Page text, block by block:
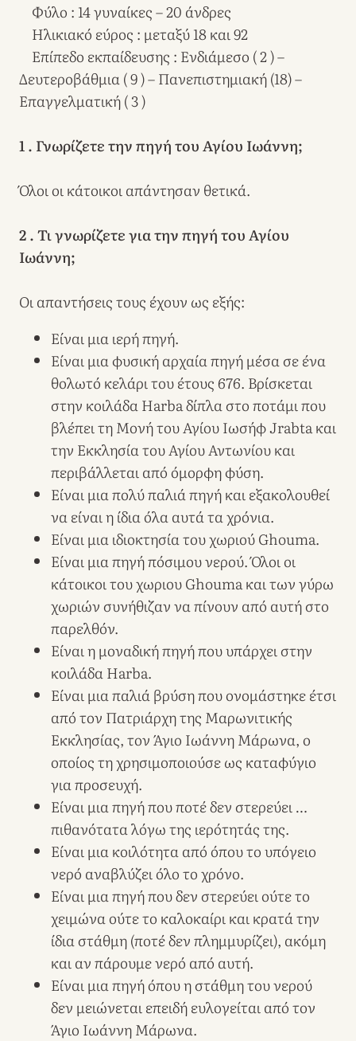
Φύλο : 14 γυναίκες – 20 άνδρες
Ηλικιακό εύρος : μεταξύ 18 και 92
Επίπεδο εκπαίδευσης : Ενδιάμεσο ( 2 ) –
Δευτεροβάθμια ( 9 ) – Πανεπιστημιακή (18) –
Επαγγελματική ( 3 )
1 . Γνωρίζετε την πηγή του Αγίου Ιωάννη;
Όλοι οι κάτοικοι απάντησαν θετικά.
2 . Τι γνωρίζετε για την πηγή του Αγίου
Ιωάννη;
Οι απαντήσεις τους έχουν ως εξής:
Είναι μια ιερή πηγή.
Είναι μια φυσική αρχαία πηγή μέσα σε ένα
θολωτό κελάρι του έτους 676. Βρίσκεται
στην κοιλάδα Harba δίπλα στο ποτάμι που
βλέπει τη Μονή του Αγίου Ιωσήφ Jrabta και
την Εκκλησία του Αγίου Αντωνίου και
περιβάλλεται από όμορφη φύση.
Είναι μια πολύ παλιά πηγή και εξακολουθεί
να είναι η ίδια όλα αυτά τα χρόνια.
Είναι μια ιδιοκτησία του χωριού Ghouma.
Είναι μια πηγή πόσιμου νερού. Όλοι οι
κάτοικοι του χωριου Ghouma και των γύρω
χωριών συνήθιζαν να πίνουν από αυτή στο
παρελθόν.
Είναι η μοναδική πηγή που υπάρχει στην
κοιλάδα Harba.
Είναι μια παλιά βρύση που ονομάστηκε έτσι
από τον Πατριάρχη της Μαρωνιτικής
Εκκλησίας, τον Άγιο Ιωάννη Μάρωνα, ο
οποίος τη χρησιμοποιούσε ως καταφύγιο
για προσευχή.
Είναι μια πηγή που ποτέ δεν στερεύει …
πιθανότατα λόγω της ιερότητάς της.
Είναι μια κοιλότητα από όπου το υπόγειο
νερό αναβλύζει όλο το χρόνο.
Είναι μια πηγή που δεν στερεύει ούτε το
χειμώνα ούτε το καλοκαίρι και κρατά την
ίδια στάθμη (ποτέ δεν πλημμυρίζει), ακόμη
και αν πάρουμε νερό από αυτή.
Είναι μια πηγή όπου η στάθμη του νερού
δεν μειώνεται επειδή ευλογείται από τον
Άγιο Ιωάννη Μάρωνα.